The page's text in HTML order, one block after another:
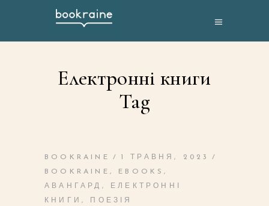
Електронні книги
Tag
BOOKRAINE
1 ТРАВНЯ, 2023
BOOKRAINE , EBOOKS,
АВАНГАРД ,
ЕЛЕКТРОННІ
КНИГИ , ПОЕЗІЯ